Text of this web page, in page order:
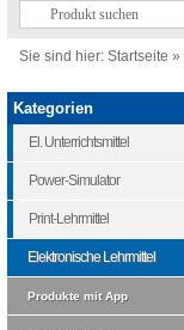
Sie sind hier: Startseite »
Kategorien
El. Unterrichtsmittel
Power-Simulator
Print-Lehrmittel
Elektronische Lehrmittel
Produkte mit App